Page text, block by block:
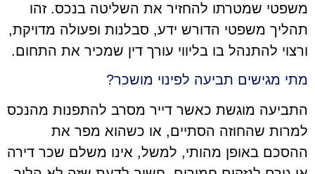
משפטי שמטרתו להחזיר את השליטה בנכס. זהו
תהליך משפטי הדורש ידע, סבלנות ופעולה מדויקת,
ורצוי להתנהל בו בליווי עורך דין שמכיר את התחום.
מתי מגישים תביעה לפינוי מושכר?
התביעה מוגשת כאשר דייר מסרב להתפנות מהנכס
למרות שהחוזה הסתיים, או כשהוא מפר את
ההסכם באופן מהותי, למשל, אינו משלם שכר דירה